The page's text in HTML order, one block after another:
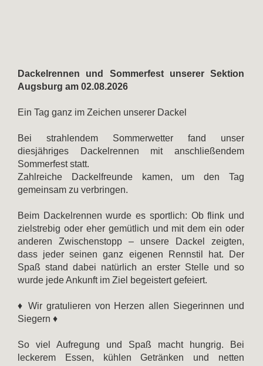
Dackelrennen und Sommerfest unserer Sektion
Augsburg am 02.08.2026
Ein Tag ganz im Zeichen unserer Dackel
Bei strahlendem Sommerwetter fand unser
diesjähriges Dackelrennen mit anschließendem
Sommerfest statt.
Zahlreiche Dackelfreunde kamen, um den Tag
gemeinsam zu verbringen.
Beim Dackelrennen wurde es sportlich: Ob flink und
zielstrebig oder eher gemütlich und mit dem ein oder
anderen Zwischenstopp – unsere Dackel zeigten,
dass jeder seinen ganz eigenen Rennstil hat. Der
Spaß stand dabei natürlich an erster Stelle und so
wurde jede Ankunft im Ziel begeistert gefeiert.
♦ Wir gratulieren von Herzen allen Siegerinnen und
Siegern ♦
So viel Aufregung und Spaß macht hungrig. Bei
leckerem Essen, kühlen Getränken und netten